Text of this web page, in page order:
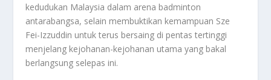
kedudukan Malaysia dalam arena badminton
antarabangsa, selain membuktikan kemampuan Sze
Fei-Izzuddin untuk terus bersaing di pentas tertinggi
menjelang kejohanan-kejohanan utama yang bakal
berlangsung selepas ini.